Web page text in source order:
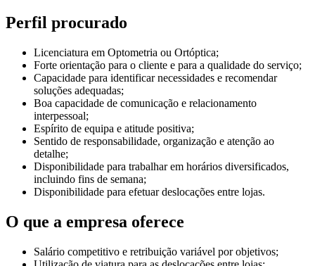
Perfil procurado
Licenciatura em Optometria ou Ortóptica;
Forte orientação para o cliente e para a qualidade do serviço;
Capacidade para identificar necessidades e recomendar
soluções adequadas;
Boa capacidade de comunicação e relacionamento
interpessoal;
Espírito de equipa e atitude positiva;
Sentido de responsabilidade, organização e atenção ao
detalhe;
Disponibilidade para trabalhar em horários diversificados,
incluindo fins de semana;
Disponibilidade para efetuar deslocações entre lojas.
O que a empresa oferece
Salário competitivo e retribuição variável por objetivos;